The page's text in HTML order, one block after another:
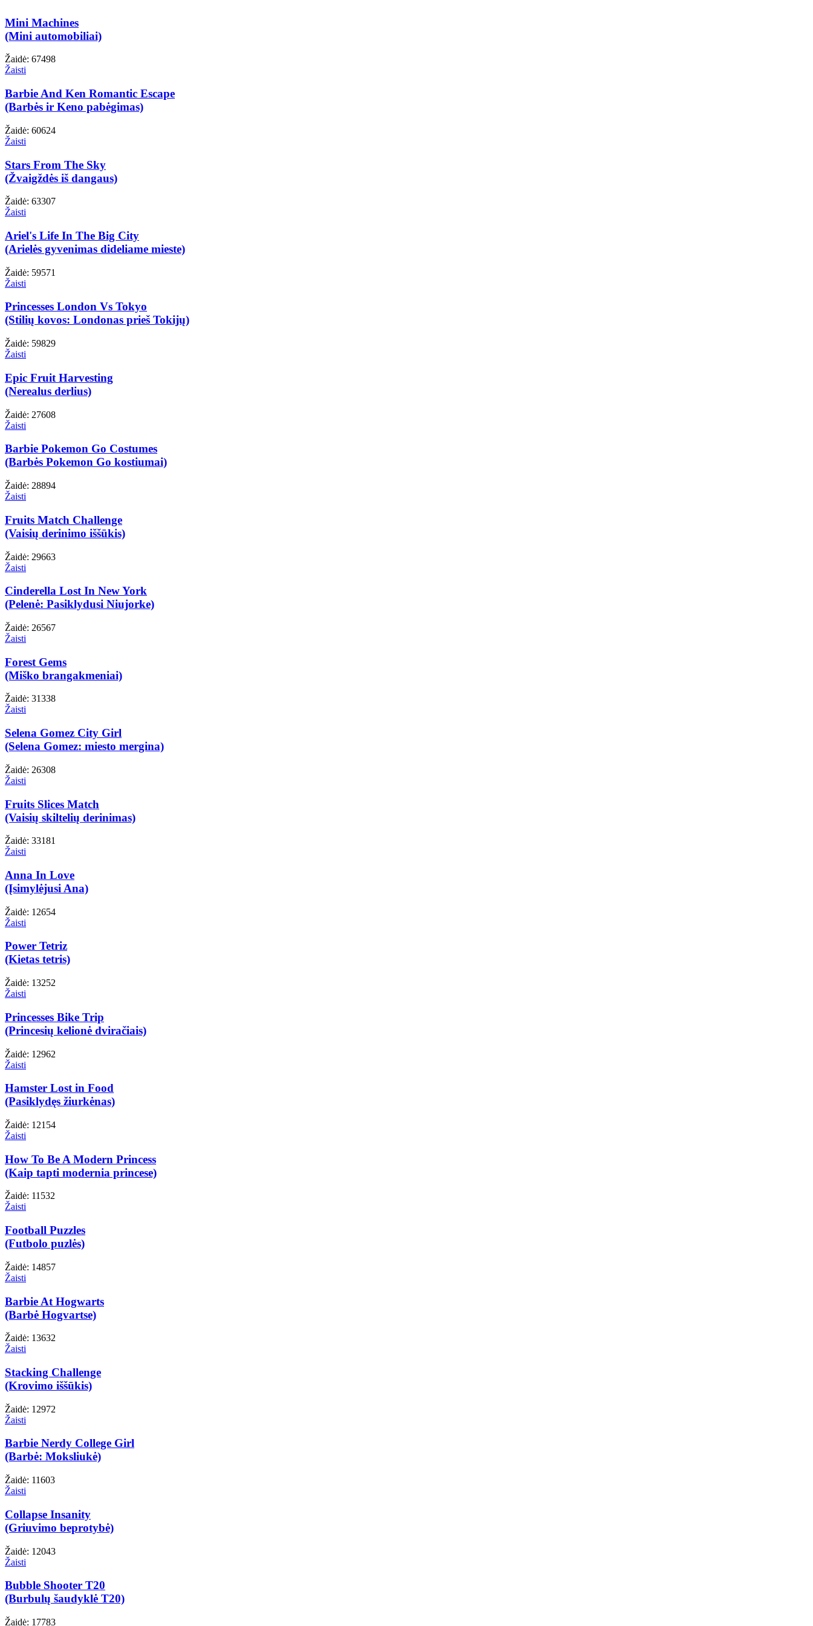
Mini Machines
(Mini automobiliai)
Žaidė: 67498
Žaisti
Barbie And Ken Romantic Escape
(Barbės ir Keno pabėgimas)
Žaidė: 60624
Žaisti
Stars From The Sky
(Žvaigždės iš dangaus)
Žaidė: 63307
Žaisti
Ariel's Life In The Big City
(Arielės gyvenimas dideliame mieste)
Žaidė: 59571
Žaisti
Princesses London Vs Tokyo
(Stilių kovos: Londonas prieš Tokijų)
Žaidė: 59829
Žaisti
Epic Fruit Harvesting
(Nerealus derlius)
Žaidė: 27608
Žaisti
Barbie Pokemon Go Costumes
(Barbės Pokemon Go kostiumai)
Žaidė: 28894
Žaisti
Fruits Match Challenge
(Vaisių derinimo iššūkis)
Žaidė: 29663
Žaisti
Cinderella Lost In New York
(Pelenė: Pasiklydusi Niujorke)
Žaidė: 26567
Žaisti
Forest Gems
(Miško brangakmeniai)
Žaidė: 31338
Žaisti
Selena Gomez City Girl
(Selena Gomez: miesto mergina)
Žaidė: 26308
Žaisti
Fruits Slices Match
(Vaisių skiltelių derinimas)
Žaidė: 33181
Žaisti
Anna In Love
(Įsimylėjusi Ana)
Žaidė: 12654
Žaisti
Power Tetriz
(Kietas tetris)
Žaidė: 13252
Žaisti
Princesses Bike Trip
(Princesių kelionė dviračiais)
Žaidė: 12962
Žaisti
Hamster Lost in Food
(Pasiklydęs žiurkėnas)
Žaidė: 12154
Žaisti
How To Be A Modern Princess
(Kaip tapti modernia princese)
Žaidė: 11532
Žaisti
Football Puzzles
(Futbolo puzlės)
Žaidė: 14857
Žaisti
Barbie At Hogwarts
(Barbė Hogvartse)
Žaidė: 13632
Žaisti
Stacking Challenge
(Krovimo iššūkis)
Žaidė: 12972
Žaisti
Barbie Nerdy College Girl
(Barbė: Moksliukė)
Žaidė: 11603
Žaisti
Collapse Insanity
(Griuvimo beprotybė)
Žaidė: 12043
Žaisti
Bubble Shooter T20
(Burbulų šaudyklė T20)
Žaidė: 17783